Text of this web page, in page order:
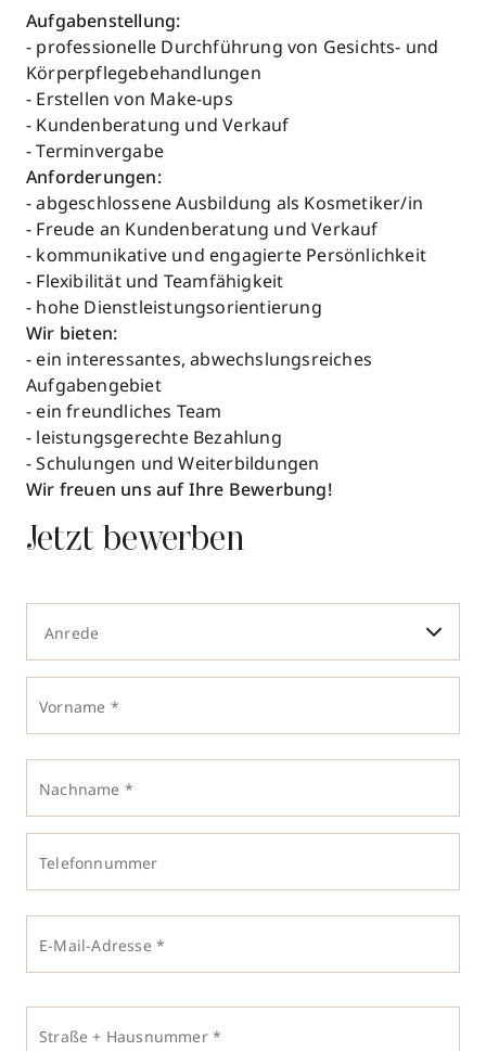
Aufgabenstellung:
- professionelle Durchführung von Gesichts- und
Körperpflegebehandlungen
- Erstellen von Make-ups
- Kundenberatung und Verkauf
- Terminvergabe
Anforderungen:
- abgeschlossene Ausbildung als Kosmetiker/in
- Freude an Kundenberatung und Verkauf
- kommunikative und engagierte Persönlichkeit
- Flexibilität und Teamfähigkeit
- hohe Dienstleistungsorientierung
Wir bieten:
- ein interessantes, abwechslungsreiches
Aufgabengebiet
- ein freundliches Team
- leistungsgerechte Bezahlung
- Schulungen und Weiterbildungen
Wir freuen uns auf Ihre Bewerbung!
Jetzt bewerben
Anrede
Vorname *
Nachname *
Telefonnummer
E-Mail-Adresse *
Straße + Hausnummer *